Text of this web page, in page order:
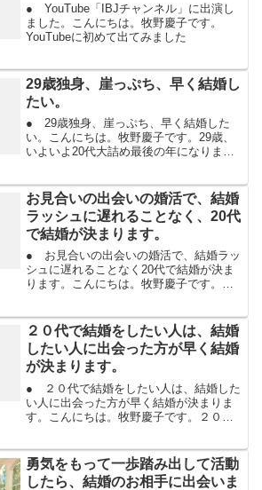
● YouTube「IBJチャンネル」に出演し
ました。こんにちは。牧野慶子です。
YouTubeに初めて出てみました
29歳独身、崖っぷち、早く結婚し
たい。
● 29歳独身、崖っぷち、早く結婚した
い。こんにちは。牧野慶子です。29歳、
いよいよ20代大詰め最後の年になりま
ね。実際は、28歳前後から30歳までに結
婚するために、本...
お見合いの出会いの婚活で、結婚
ラッシュに遅れることなく、20代
で結婚が決まります。
● お見合いの出会いの婚活で、結婚ラッ
シュに遅れることなく20代で結婚が決ま
ります。こんにちは。牧野慶子です。お
みながら、お互いに知り合います。毎回
また会って、もっと知...
２０代で結婚をしたい人は、結婚
したい人に出会った方が早く結婚
が決まります。
● ２０代で結婚をしたい人は、結婚した
い人に出会った方が早く結婚が決まりま
す。こんにちは。牧野慶子です。２０
ッシュが起きます。周りの友人・職場の
友人・幼馴染から結婚の...
勇気をもって一歩踏み出して活動
したら、結婚のお相手に出会いま